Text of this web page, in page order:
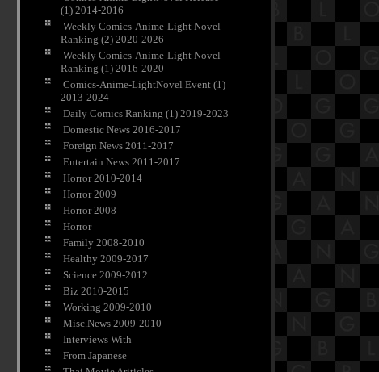
(1) 2014-2016
Weekly Comics-Anime-Light Novel
Ranking (2) 2020-2026
Weekly Comics-Anime-Light Novel
Ranking (1) 2016-2020
Comics-Anime-LightNovel Event (1)
2013-2024
Daily Comics Ranking (1) 2019-2023
Domestic News 2016-2017
Foreign News 2011-2017
Entertain News 2011-2017
Horror 2010-2014
Horror 2009
Horror 2008
Horror
Family 2008-2010
Healthy 2009-2017
Science 2009-2012
Biz 2010-2015
Working 2009-2010
Misc.News 2009-2010
Interviews With
From Japanese